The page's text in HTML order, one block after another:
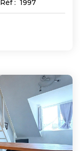
Réf : 1997